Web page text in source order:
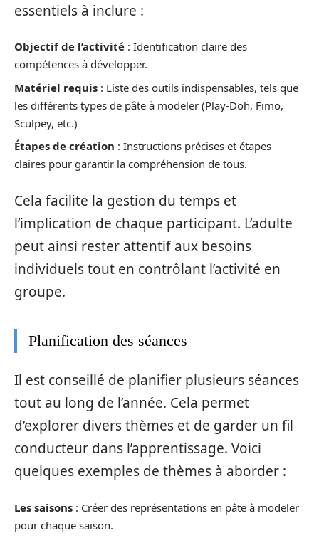
essentiels à inclure :
Objectif de l’activité : Identification claire des
compétences à développer.
Matériel requis : Liste des outils indispensables, tels que
les différents types de pâte à modeler (Play-Doh, Fimo,
Sculpey, etc.)
Étapes de création : Instructions précises et étapes
claires pour garantir la compréhension de tous.
Cela facilite la gestion du temps et
l’implication de chaque participant. L’adulte
peut ainsi rester attentif aux besoins
individuels tout en contrôlant l’activité en
groupe.
Planification des séances
Il est conseillé de planifier plusieurs séances
tout au long de l’année. Cela permet
d’explorer divers thèmes et de garder un fil
conducteur dans l’apprentissage. Voici
quelques exemples de thèmes à aborder :
Les saisons : Créer des représentations en pâte à modeler
pour chaque saison.